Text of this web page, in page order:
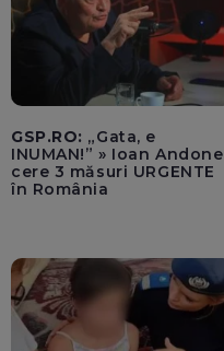
GSP.RO: „Gata, e
INUMAN!” » Ioan Andone
cere 3 măsuri URGENTE
în România